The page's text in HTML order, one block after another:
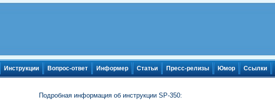
Инструкции Вопрос-ответ Информер Статьи Пресс-релизы Юмор Ссылки
Подробная информация об инструкции SP-350: